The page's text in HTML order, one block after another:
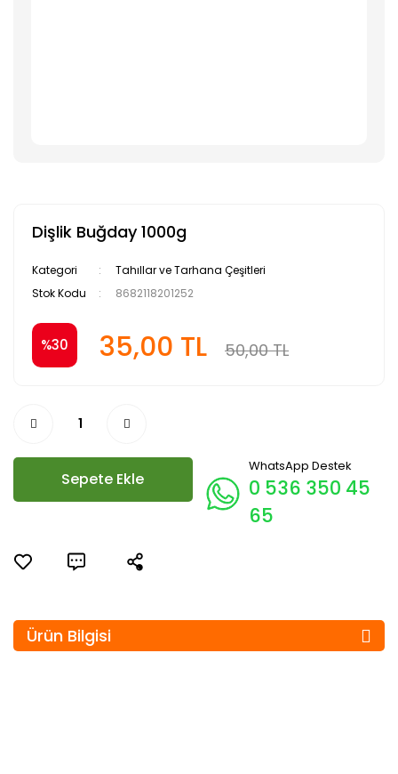
Dişlik Buğday 1000g
Kategori
Tahıllar ve Tarhana Çeşitleri
Stok Kodu
8682118201252
%30 35,00 TL 50,00 TL
Sepete Ekle
WhatsApp Destek
0 536 350 45
65
Ürün Bilgisi